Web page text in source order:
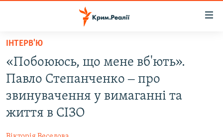
Перейти
основного
матеріалу
до
основної
НОВИНИ
ІНТЕРВ'Ю
«Побоююсь, що мене вб'ють».
Павло Степанченко ‒ про
звинувачення у вимаганні та
життя в СІЗО